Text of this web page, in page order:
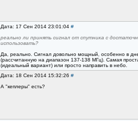
Дата: 17 Сен 2014 23:01:04 #
реально ли принять сигнал от спутника с
использовать?
Да, реально. Сигнал довольно мощный, особенно в
(рассчитанную на диапазон 137-138 МГц). Самая
(идеальный вариант) или просто направить в небо.
Дата: 18 Сен 2014 15:32:26 #
А "кеплеры" есть?